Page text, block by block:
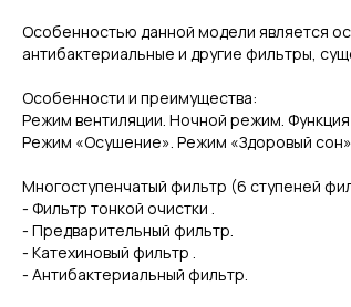
Особенностью данной модели является
антибактериальные и другие фильтры,
Особенности и преимущества:
Режим вентиляции. Ночной режим.
Режим «Осушение». Режим «Здоровый
Многоступенчатый фильтр (6 ступеней
- Фильтр тонкой очистки .
- Предварительный фильтр.
- Катехиновый фильтр .
- Антибактериальный фильтр.